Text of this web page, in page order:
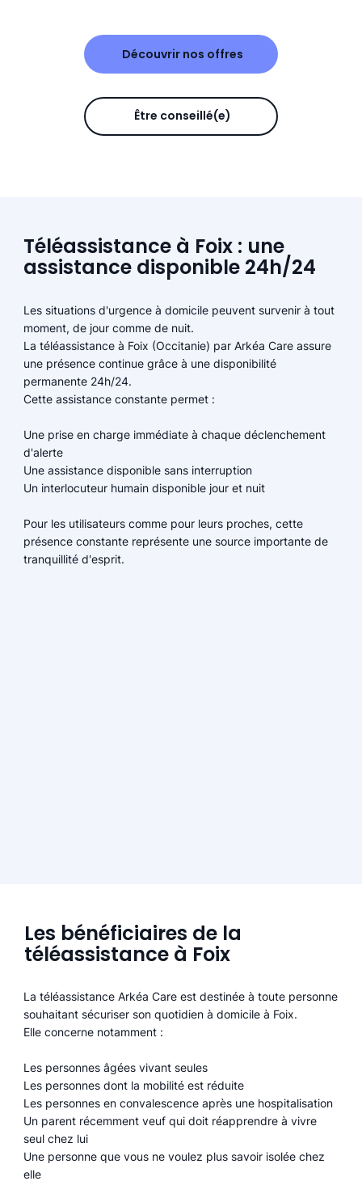
Découvrir nos offres
Être conseillé(e)
Téléassistance à Foix : une
assistance disponible 24h/24
Les situations d'urgence à domicile peuvent survenir à tout
moment, de jour comme de nuit.
La téléassistance à Foix (Occitanie) par Arkéa Care assure
une présence continue grâce à une disponibilité
permanente 24h/24.
Cette assistance constante permet :
Une prise en charge immédiate à chaque déclenchement
d'alerte
Une assistance disponible sans interruption
Un interlocuteur humain disponible jour et nuit
Pour les utilisateurs comme pour leurs proches, cette
présence constante représente une source importante de
tranquillité d'esprit.
Les bénéficiaires de la
téléassistance à Foix
La téléassistance Arkéa Care est destinée à toute personne
souhaitant sécuriser son quotidien à domicile à Foix.
Elle concerne notamment :
Les personnes âgées vivant seules
Les personnes dont la mobilité est réduite
Les personnes en convalescence après une hospitalisation
Un parent récemment veuf qui doit réapprendre à vivre
seul chez lui
Une personne que vous ne voulez plus savoir isolée chez
elle